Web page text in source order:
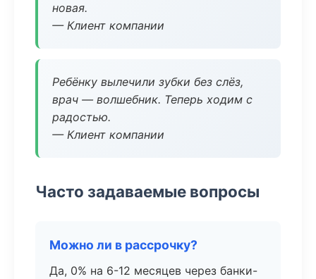
новая.
— Клиент компании
Ребёнку вылечили зубки без слёз,
врач — волшебник. Теперь ходим с
радостью.
— Клиент компании
Часто задаваемые вопросы
Можно ли в рассрочку?
Да, 0% на 6-12 месяцев через банки-